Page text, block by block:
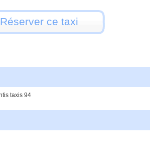
Réserver ce taxi